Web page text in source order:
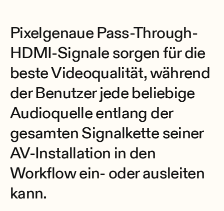
Pixelgenaue Pass-Through-
HDMI-Signale sorgen für die
beste Videoqualität, während
der Benutzer jede beliebige
Audioquelle entlang der
gesamten Signalkette seiner
AV-Installation in den
Workflow ein- oder ausleiten
kann.